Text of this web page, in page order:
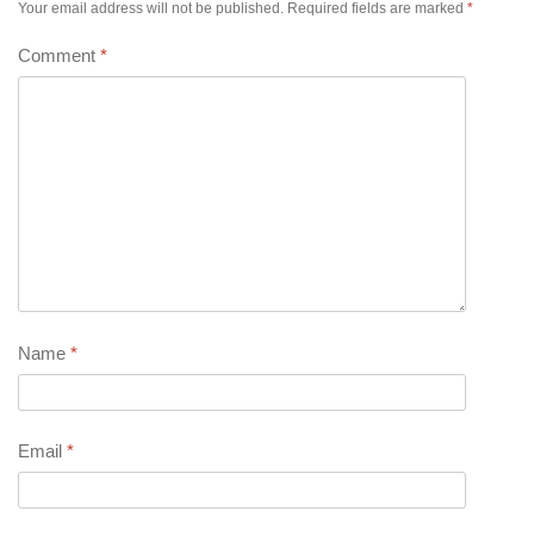
Your email address will not be published. Required fields are marked *
Comment *
Name *
Email *